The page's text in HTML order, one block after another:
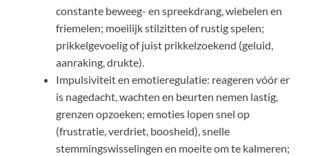
constante beweeg- en spreekdrang, wiebelen en
friemelen; moeilijk stilzitten of rustig spelen;
prikkelgevoelig of juist prikkelzoekend (geluid,
aanraking, drukte).
Impulsiviteit en emotieregulatie: reageren vóór er
is nagedacht, wachten en beurten nemen lastig,
grenzen opzoeken; emoties lopen snel op
(frustratie, verdriet, boosheid), snelle
stemmingswisselingen en moeite om te kalmeren;